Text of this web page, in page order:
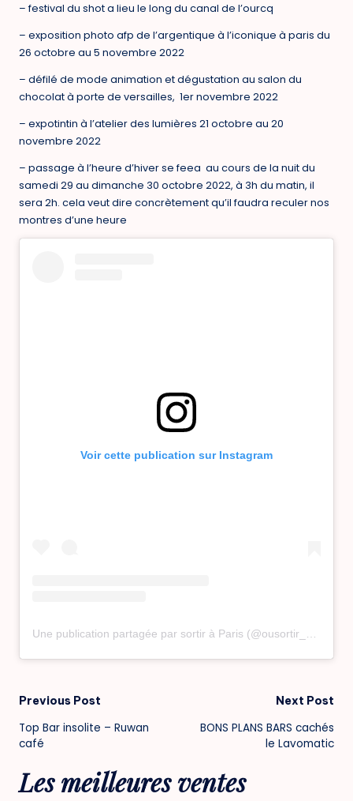
– festival du shot a lieu le long du canal de l’ourcq
– exposition photo afp de l’argentique à l’iconique à paris du
26 octobre au 5 novembre 2022
– défilé de mode animation et dégustation au salon du
chocolat à porte de versailles, 1er novembre 2022
– expotintin à l’atelier des lumières 21 octobre au 20
novembre 2022
– passage à l’heure d’hiver se feea au cours de la nuit du
samedi 29 au dimanche 30 octobre 2022, à 3h du matin, il
sera 2h. cela veut dire concrètement qu’il faudra reculer nos
montres d’une heure
Voir cette publication sur Instagram
Post
navigation
Previous Post
Top Bar insolite – Ruwan
café
Next Post
BONS PLANS BARS cachés
le Lavomatic
Les meilleures ventes